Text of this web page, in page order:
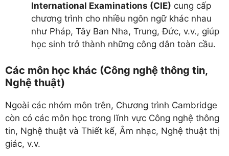
International Examinations (CIE) cung cấp
chương trình cho nhiều ngôn ngữ khác nhau
như Pháp, Tây Ban Nha, Trung, Đức, v.v., giúp
học sinh trở thành những công dân toàn cầu.
Các môn học khác (Công nghệ thông tin,
Nghệ thuật)
Ngoài các nhóm môn trên, Chương trình Cambridge
còn có các môn học trong lĩnh vực Công nghệ thông
tin, Nghệ thuật và Thiết kế, Âm nhạc, Nghệ thuật thị
giác, v.v.